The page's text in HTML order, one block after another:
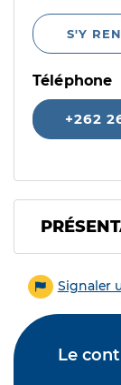
S'Y
Téléphone
+262
Signaler
Le